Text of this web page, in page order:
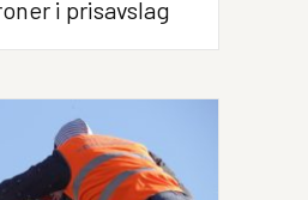
i prisavslag